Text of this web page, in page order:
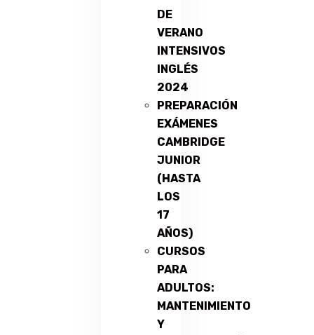
DE
VERANO
INTENSIVOS
INGLÉS
2024
PREPARACIÓN
EXÁMENES
CAMBRIDGE
JUNIOR
(HASTA
LOS
17
AÑOS)
CURSOS
PARA
ADULTOS:
MANTENIMIENTO
Y